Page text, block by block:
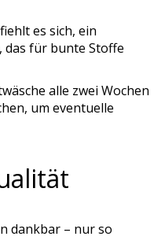
es sich, ein
das für bunte Stoffe
alle zwei Wochen
um eventuelle
dankbar – nur so